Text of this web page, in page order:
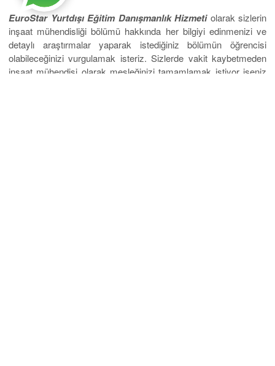
EuroStar Yurtdışı Eğitim DanışmanlıkHizmetiolarak sizlerin
inşaat mühendisliği bölümü hakkında her bilgiyi edinmenizi ve
detaylı araştırmalar yaparak istediğiniz bölümün öğrencisi
olabileceğinizi vurgulamak isteriz. Sizlerde vakit kaybetmeden
inşaat mühendisi olarak mesleğinizi tamamlamak istiyor iseniz